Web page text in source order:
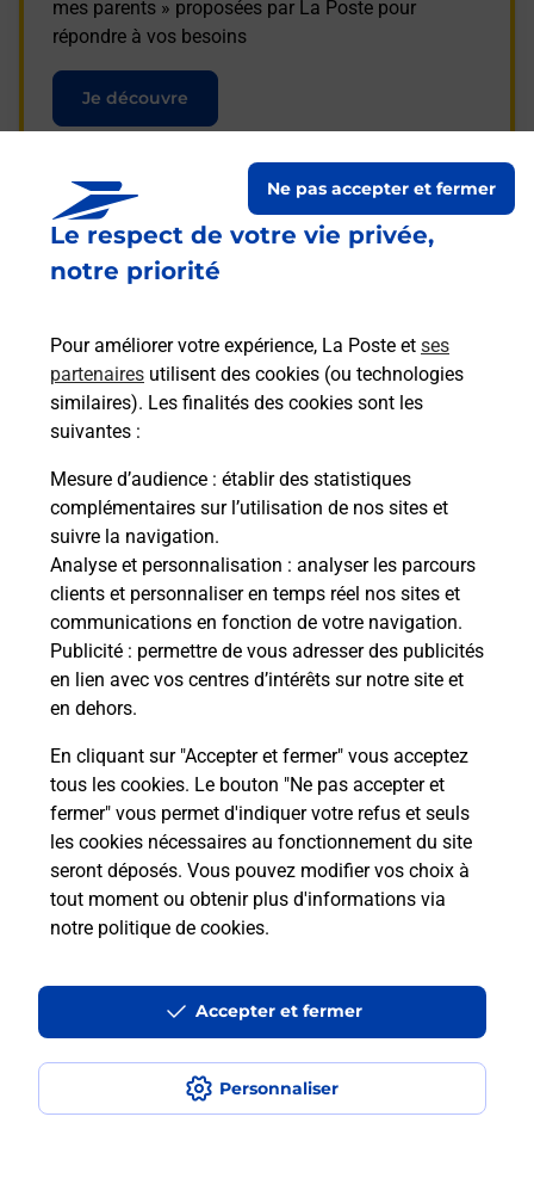
Le respect de votre vie privée,
notre priorité
Pour améliorer votre expérience, La Poste et ses
partenaires utilisent des cookies (ou technologies
similaires). Les finalités des cookies sont les
suivantes :
Mesure d’audience : établir des statistiques
complémentaires sur l’utilisation de nos sites et
suivre la navigation.
Analyse et personnalisation : analyser les parcours
clients et personnaliser en temps réel nos sites et
communications en fonction de votre navigation.
Publicité : permettre de vous adresser des publicités
en lien avec vos centres d’intérêts sur notre site et
en dehors.
En cliquant sur "Accepter et fermer" vous acceptez
tous les cookies. Le bouton "Ne pas accepter et
fermer" vous permet d'indiquer votre refus et seuls
les cookies nécessaires au fonctionnement du site
seront déposés. Vous pouvez modifier vos choix à
tout moment ou obtenir plus d'informations via
notre politique de cookies.
Personnaliser
Ne pas accepter et fermer
Accepter et fermer
mes parents » proposées par La Poste pour
répondre à vos besoins
Je découvre
Questions fréquemment
posées
La téléassistance classique avec
médaillon d’alarme qu’est ce que
c’est ?
Comment fonctionne la
téléassistance classique ?
Comment est installée la
téléassistance classique ?
Localiser Liste
Liste - téléassistance
Loiret - téléassistance
Tigy - téléassistance
Accessibilité : partiellement conforme
Conditions contractuelles
Mentions légales